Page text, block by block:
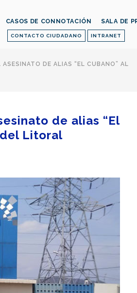
CONTACTO CIUDADANO INTRANET
CASOS DE CONNOTACIÓN SALA DE
DE ALIAS “EL CUBANO” AL
de alias “El
Litoral